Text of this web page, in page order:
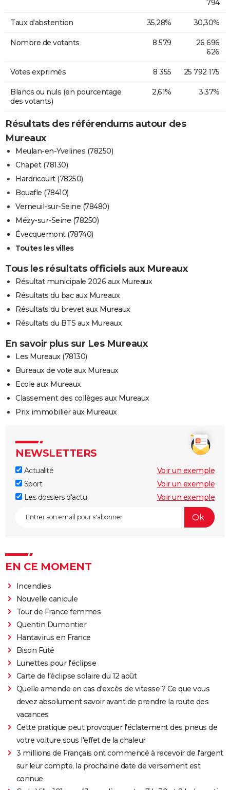
794
Taux d'abstention 35,28% 30,30%
Nombre de votants 8 579
26 696
626
Votes exprimés 8 355 25 792 175
Blancs ou nuls (en pourcentage
des votants)
2,61% 3,37%
Résultats des référendums autour des
Mureaux
Meulan-en-Yvelines (78250)
Chapet (78130)
Hardricourt (78250)
Bouafle (78410)
Verneuil-sur-Seine (78480)
Mézy-sur-Seine (78250)
Évecquemont (78740)
Toutes les villes
Tous les résultats officiels aux Mureaux
Résultat municipale 2026 aux Mureaux
Résultats du bac aux Mureaux
Résultats du brevet aux Mureaux
Résultats du BTS aux Mureaux
En savoir plus sur Les Mureaux
Les Mureaux (78130)
Bureaux de vote aux Mureaux
Ecole aux Mureaux
Classement des collèges aux Mureaux
Prix immobilier aux Mureaux
NEWSLETTERS
Actualité
Voir un exemple
Sport
Voir un exemple
Les dossiers d'actu
Voir un exemple
EN CE MOMENT
Incendies
Nouvelle canicule
Tour de France femmes
Quentin Dumontier
Hantavirus en France
Bison Futé
Lunettes pour l'éclipse
Carte de l'éclipse solaire du 12 août
Quelle amende en cas d'excès de vitesse ? Ce que vous
devez absolument savoir avant de prendre la route des
vacances
Cette pratique peut provoquer l'éclatement des pneus de
votre voiture sous l'effet de la chaleur
3 millions de Français ont commencé à recevoir de l'argent
sur leur compte, la prochaine date de versement est
connue